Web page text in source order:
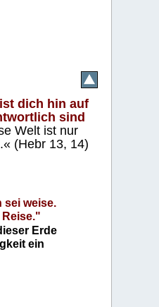
dich hin auf
sind
Welt ist nur
(Hebr 13, 14)
sei weise.
Reise."
Erde
ein